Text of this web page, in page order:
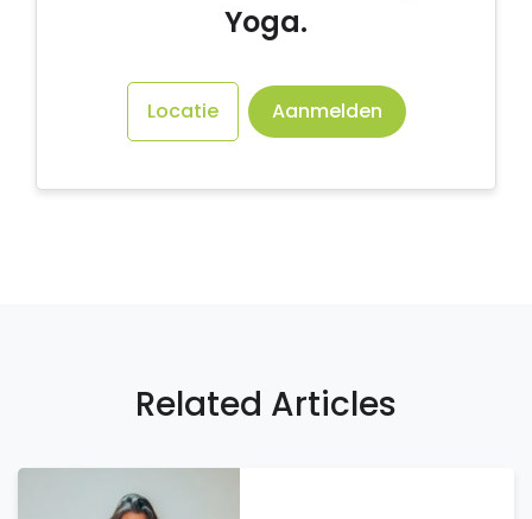
Yoga.
Locatie Aanmelden
Related Articles